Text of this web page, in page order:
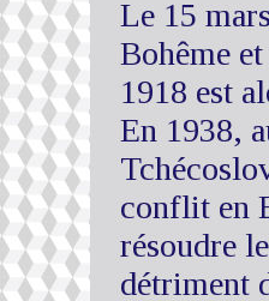
Le 15
Bohême
1918 est
En 1938,
conflit en
résoudre
détriment